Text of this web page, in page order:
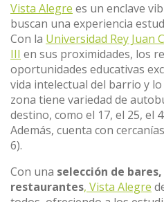
Vista Alegre es un enclave
buscan una experiencia
Con la Universidad Rey Juan
III en sus proximidades, los
oportunidades educativas
vida intelectual del barrio y
zona tiene variedad de
destino, como el 17, el 25, el
Además, cuenta con
6).
Con una selección de
restaurantes, Vista Alegre